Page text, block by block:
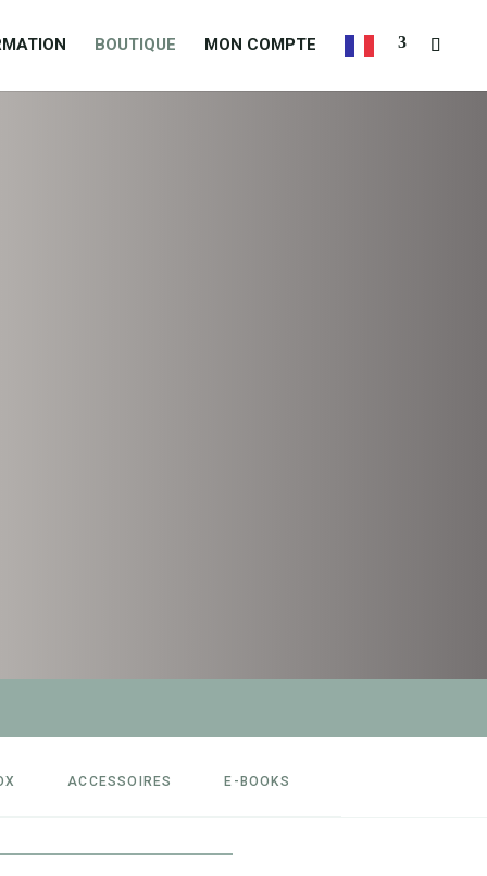
BOUTIQUE ​MON COMPTE
ACCESSOIRES E-BOOKS